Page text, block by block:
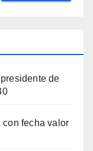
de
fecha valor